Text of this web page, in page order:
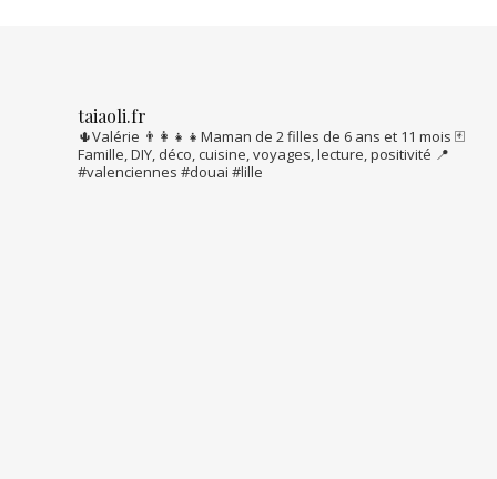
taiaoli.fr
🌵Valérie 👨‍👩‍👧‍👧Maman de 2 filles de 6 ans et 11 mois 🃏
Famille, DIY, déco, cuisine, voyages, lecture, positivité 📍
#valenciennes #douai #lille